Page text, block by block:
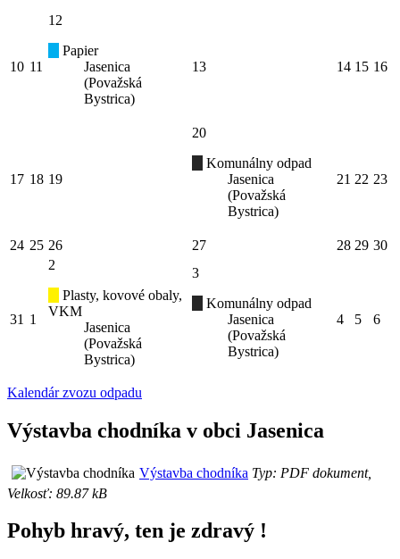
10 11
12
Papier
Jasenica
(Považská
Bystrica)
13 14 15 16
17 18 19
20
Komunálny odpad
Jasenica
(Považská
Bystrica)
21 22 23
24 25 26 27 28 29 30
31 1
2
Plasty, kovové obaly,
VKM
Jasenica
(Považská
Bystrica)
3
Komunálny odpad
Jasenica
(Považská
Bystrica)
4 5 6
Kalendár zvozu odpadu
Výstavba chodníka v obci Jasenica
Výstavba chodníka Typ: PDF dokument,
Velkosť: 89.87 kB
Pohyb hravý, ten je zdravý !